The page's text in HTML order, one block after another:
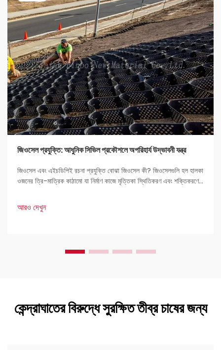
জিওসেল প্রযুক্তি: আধুনিক সিভিল প্রকৌশলে অপরিহার্য উদ্ভাবনী যন্ত্র
জিওসেল এবং এইচডিপিই রচনা প্রযুক্তি বোঝা জিওসেল কী? জিওসেলগুলি হল হালকা
ওজনের ত্রি-মাত্রিক কাঠামো যা নির্মাণ কাজে মৃত্তিকা স্থিতিকরণ এবং শক্তিকরণের
আরও দেখুন
কেন্দ্রাঘাতের বিরুদ্ধে সুরক্ষিত তীব্র চাষের জন্য